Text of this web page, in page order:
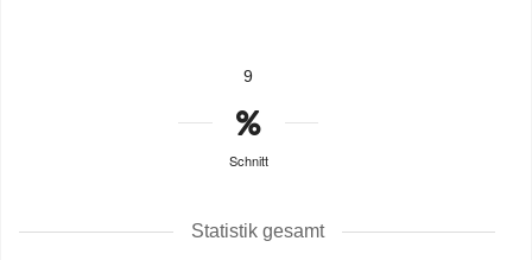
9
Schnitt
Statistik gesamt